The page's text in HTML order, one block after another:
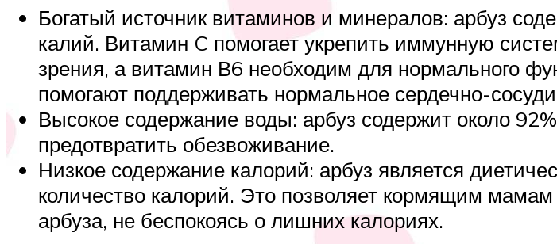
Богатый источник витаминов и минералов: арбуз
калий. Витамин C помогает укрепить иммунную
зрения, а витамин В6 необходим для нормального
помогают поддерживать нормальное сердечно-
Высокое содержание воды: арбуз содержит около
предотвратить обезвоживание.
Низкое содержание калорий: арбуз является
количество калорий. Это позволяет кормящим
арбуза, не беспокоясь о лишних калориях.